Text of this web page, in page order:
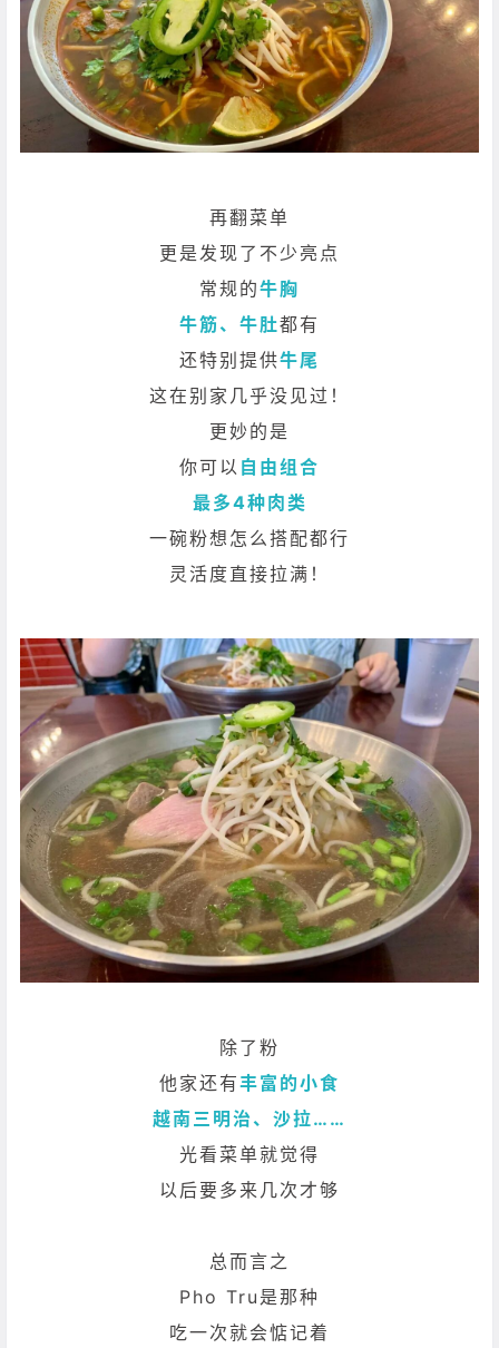
再翻菜单
更是发现了不少亮点
常规的牛胸
牛筋、牛肚都有
还特别提供牛尾
这在别家几乎没见过！
更妙的是
你可以 自由组合
最多4种肉类
一碗粉想怎么搭配都行
灵活度直接拉满！
除了粉
他家还有丰富的小食
越南三明治、沙拉……
光看菜单就觉得
以后要多来几次才够
总而言之
Pho Tru是那种
吃一次就会惦记着